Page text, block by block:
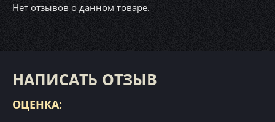
Нет отзывов о данном товаре.
НАПИСАТЬ ОТЗЫВ
ОЦЕНКА: